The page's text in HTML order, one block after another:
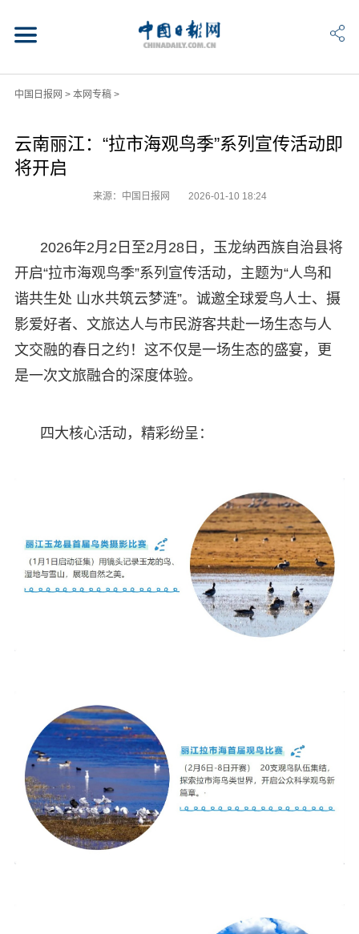
中国日报网 > 本网专稿>
云南丽江：“拉市海观鸟季”系列宣传活动即
将开启
来源：中国日报网 2026-01-10 18:24
2026年2月2日至2月28日，玉龙纳西族自治县将
开启“拉市海观鸟季”系列宣传活动，主题为“人鸟和
谐共生处 山水共筑云梦涟”。诚邀全球爱鸟人士、摄
影爱好者、文旅达人与市民游客共赴一场生态与人
文交融的春日之约！这不仅是一场生态的盛宴，更
是一次文旅融合的深度体验。
四大核心活动，精彩纷呈：